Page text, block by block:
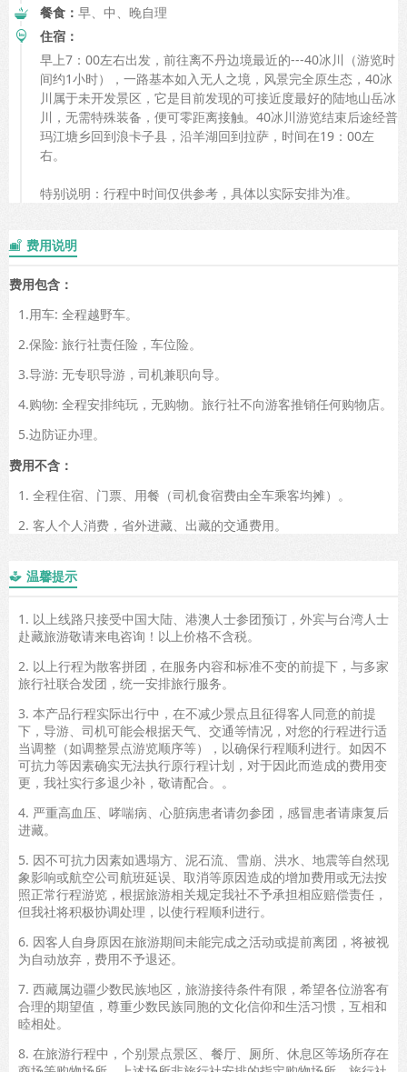
餐食： 早、中、晚自理
住宿：
早上7：00左右出发，前往离不丹边境最近的---40冰川（游览时
间约1小时），一路基本如入无人之境，风景完全原生态，40冰
川属于未开发景区，它是目前发现的可接近度最好的陆地山岳冰
川，无需特殊装备，便可零距离接触。40冰川游览结束后途经普
玛江塘乡回到浪卡子县，沿羊湖回到拉萨，时间在19：00左
右。
特别说明：行程中时间仅供参考，具体以实际安排为准。
 费用说明
费用包含：
1.用车: 全程越野车。
2.保险: 旅行社责任险，车位险。
3.导游: 无专职导游，司机兼职向导。
4.购物: 全程安排纯玩，无购物。旅行社不向游客推销任何购物店。
5.边防证办理。
费用不含：
1. 全程住宿、门票、用餐（司机食宿费由全车乘客均摊）。
2. 客人个人消费，省外进藏、出藏的交通费用。
 温馨提示
1. 以上线路只接受中国大陆、港澳人士参团预订，外宾与台湾人士
赴藏旅游敬请来电咨询！以上价格不含税。
2. 以上行程为散客拼团，在服务内容和标准不变的前提下，与多家
旅行社联合发团，统一安排旅行服务。
3. 本产品行程实际出行中，在不减少景点且征得客人同意的前提
下，导游、司机可能会根据天气、交通等情况，对您的行程进行适
当调整（如调整景点游览顺序等），以确保行程顺利进行。如因不
可抗力等因素确实无法执行原行程计划，对于因此而造成的费用变
更，我社实行多退少补，敬请配合。。
4. 严重高血压、哮喘病、心脏病患者请勿参团，感冒患者请康复后
进藏。
5. 因不可抗力因素如遇塌方、泥石流、雪崩、洪水、地震等自然现
象影响或航空公司航班延误、取消等原因造成的增加费用或无法按
照正常行程游览，根据旅游相关规定我社不予承担相应赔偿责任，
但我社将积极协调处理，以使行程顺利进行。
6. 因客人自身原因在旅游期间未能完成之活动或提前离团，将被视
为自动放弃，费用不予退还。
7. 西藏属边疆少数民族地区，旅游接待条件有限，希望各位游客有
合理的期望值，尊重少数民族同胞的文化信仰和生活习惯，互相和
睦相处。
8. 在旅游行程中，个别景点景区、餐厅、厕所、休息区等场所存在